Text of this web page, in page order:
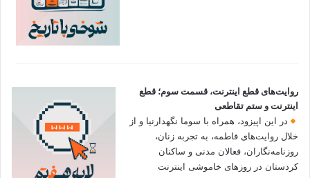
روایت‌های قطع اینترنت، قسمت سوم؛ قطع
اینترنت و ستم تقاطعی
در این اپیزود، همراه با سوما نگهدارنیا و از
خلال روایت‌های فاطمه، به تجربه زنان،
روزنامه‌نگاران، فعالان مدنی و ساکنان
کردستان در روزهای خاموشی اینترنت